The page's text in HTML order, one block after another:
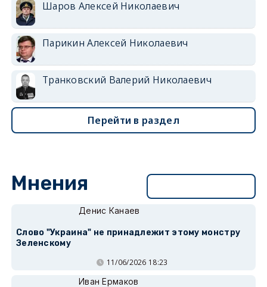
Шаров Алексей Николаевич
Парикин Алексей Николаевич
Транковский Валерий Николаевич
Перейти в раздел
Мнения
Денис Канаев
Слово "Украина" не принадлежит этому монстру
Зеленскому
11/06/2026 18:23
Иван Ермаков